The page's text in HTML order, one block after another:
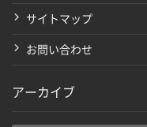
サイトマップ
お問い合わせ
アーカイブ